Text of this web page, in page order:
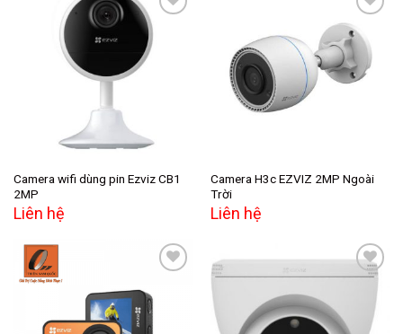
Add to
Camera wifi dùng pin Ezviz CB1
2MP
Liên hệ
Add to
wishlist
Camera H3c EZVIZ 2MP Ngoài
Trời
Liên hệ
Add to
wishlist
Add to
wishlist